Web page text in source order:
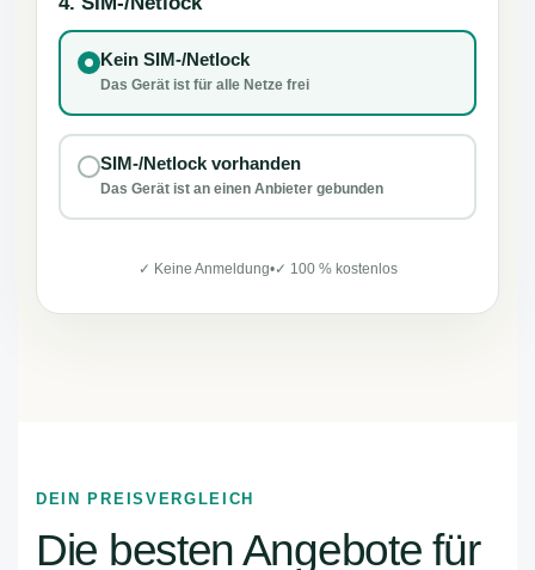
Kein SIM-/Netlock
Das Gerät ist für alle Netze frei
SIM-/Netlock vorhanden
Das Gerät ist an einen Anbieter gebunden
✓ Keine Anmeldung•✓ 100 % kostenlos
DEIN PREISVERGLEICH
Die besten Angebote für